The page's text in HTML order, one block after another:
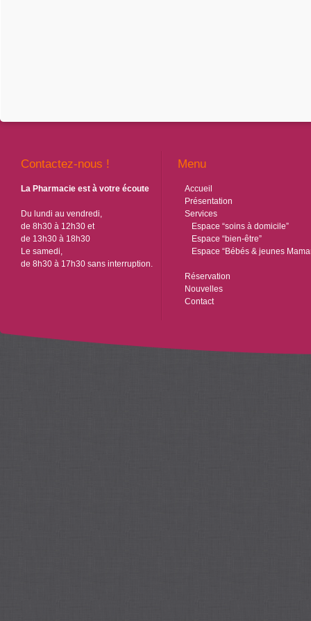
Contactez-nous !
La Pharmacie est à votre écoute
Du lundi au vendredi,
de 8h30 à 12h30 et
de 13h30 à 18h30
Le samedi,
de 8h30 à 17h30 sans interruption.
Menu
Accueil
Présentation
Services
Espace “soins à domicile”
Espace “bien-être”
Espace “Bébés & jeunes
Réservation
Nouvelles
Contact